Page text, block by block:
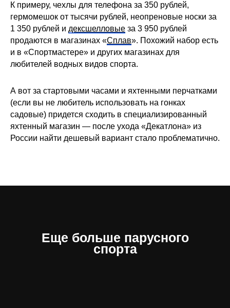
К примеру, чехлы для телефона за 350 рублей,
гермомешок от тысячи рублей, неопреновые носки за
1 350 рублей и дексшелловые за 3 950 рублей
продаются в магазинах «Сплав». Похожий набор есть
и в «Спортмастере» и других магазинах для
любителей водных видов спорта.
А вот за стартовыми часами и яхтенными перчатками
(если вы не любитель использовать на гонках
садовые) придется сходить в специализированный
яхтенный магазин — после ухода «Декатлона» из
России найти дешевый вариант стало проблематично.
Еще больше парусного
спорта